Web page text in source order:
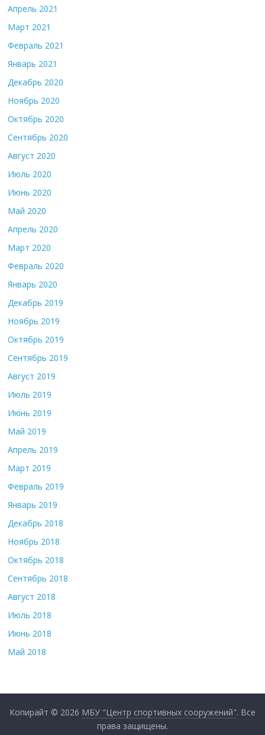
Апрель 2021
Март 2021
Февраль 2021
Январь 2021
Декабрь 2020
Ноябрь 2020
Октябрь 2020
Сентябрь 2020
Август 2020
Июль 2020
Июнь 2020
Май 2020
Апрель 2020
Март 2020
Февраль 2020
Январь 2020
Декабрь 2019
Ноябрь 2019
Октябрь 2019
Сентябрь 2019
Август 2019
Июль 2019
Июнь 2019
Май 2019
Апрель 2019
Март 2019
Февраль 2019
Январь 2019
Декабрь 2018
Ноябрь 2018
Октябрь 2018
Сентябрь 2018
Август 2018
Июль 2018
Июнь 2018
Май 2018
Копирайт © 2026 МБУ "Центр спортивных сооружений". Все
права защищены.